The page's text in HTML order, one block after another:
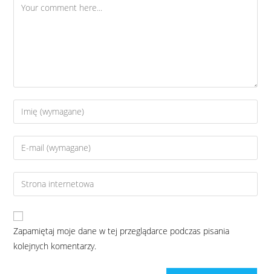
Zapamiętaj moje dane w tej przeglądarce podczas pisania
kolejnych komentarzy.